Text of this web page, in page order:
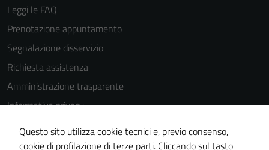
Leggi le FAQ
Prenotazione appuntamento
Segnalazione disservizio
Richiesta assistenza
Amministrazione trasparente
Informativa privacy
Cookie Policy
Note legali
Questo sito utilizza cookie tecnici e, previo consenso,
cookie di profilazione di terze parti. Cliccando sul tasto